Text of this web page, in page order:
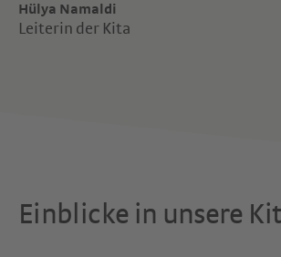
Hülya Namaldi
Leiterin der Kita
Einblicke in unsere